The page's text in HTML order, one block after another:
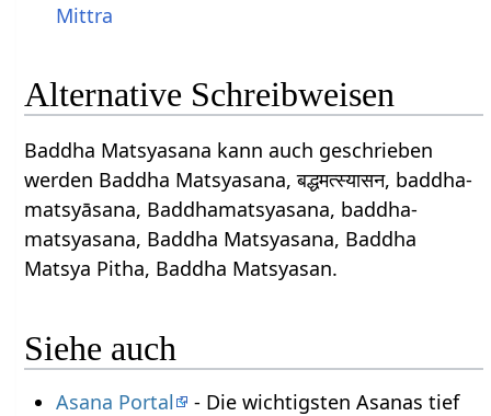
Mittra
Alternative Schreibweisen
Baddha Matsyasana kann auch geschrieben
werden Baddha Matsyasana, बद्धमत्स्यासन, baddha-
matsyāsana, Baddhamatsyasana, baddha-
matsyasana, Baddha Matsyasana, Baddha
Matsya Pitha, Baddha Matsyasan.
Siehe auch
Asana Portal
- Die wichtigsten Asanas tief